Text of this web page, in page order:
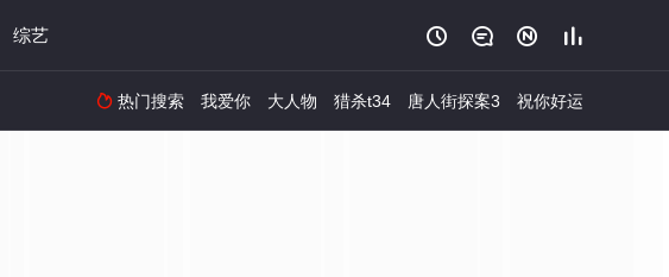
综艺    
 热门搜索 我爱你 大人物 猎杀t34 唐人街探案3 祝你好运